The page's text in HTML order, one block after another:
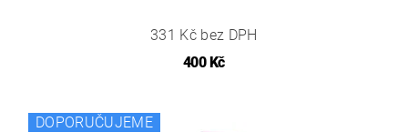
331 Kč bez DPH
400 Kč
DOPORUČUJEME